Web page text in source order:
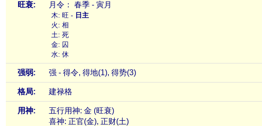
旺衰: 月令： 春季 - 寅月
木: 旺 - 日主
火: 相
土: 死
金: 囚
水: 休
强弱: 强 - 得令, 得地(1), 得势(3)
格局: 建禄格
用神:
五行用神: 金 (旺衰)
喜神: 正官(金), 正财(土)